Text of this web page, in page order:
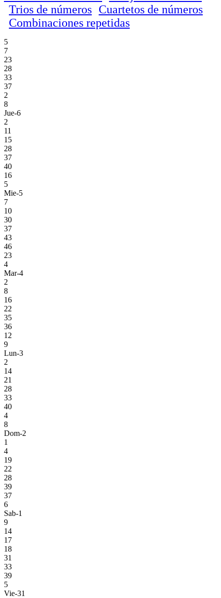
Trios de números Cuartetos de números
Combinaciones repetidas
5
7
23
28
33
37
2
8
Jue-6
2
11
15
28
37
40
16
5
Mie-5
7
10
30
37
43
46
23
4
Mar-4
2
8
16
22
35
36
12
9
Lun-3
2
14
21
28
33
40
4
8
Dom-2
1
4
19
22
28
39
37
6
Sab-1
9
14
17
18
31
33
39
5
Vie-31